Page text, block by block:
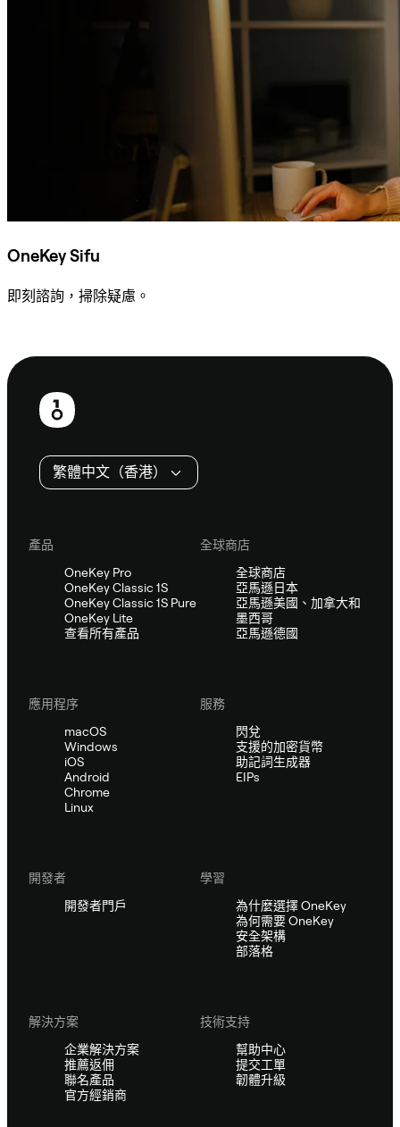
OneKey Sifu
即刻諮詢，掃除疑慮。
頁
繁體中文（香港）
產品
OneKey Pro
OneKey Classic 1S
OneKey Classic 1S Pure
OneKey Lite
查看所有產品
全球商店
全球商店
亞馬遜日本
亞馬遜美國、加拿大和
墨西哥
亞馬遜德國
應用程序
macOS
Windows
iOS
Android
Chrome
Linux
服務
閃兌
支援的加密貨幣
助記詞生成器
EIPs
開發者
開發者門戶
學習
為什麼選擇 OneKey
為何需要 OneKey
安全架構
部落格
解決方案
企業解決方案
推薦返佣
聯名產品
官方經銷商
技術支持
幫助中心
提交工單
韌體升級